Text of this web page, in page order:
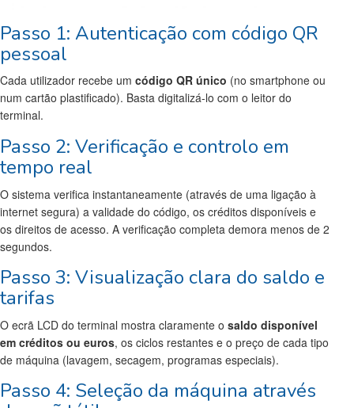
Passo 1: Autenticação com código QR
pessoal
Cada utilizador recebe um código QR único (no smartphone ou
num cartão plastificado). Basta digitalizá-lo com o leitor do
terminal.
Passo 2: Verificação e controlo em
tempo real
O sistema verifica instantaneamente (através de uma ligação à
internet segura) a validade do código, os créditos disponíveis e
os direitos de acesso. A verificação completa demora menos de 2
segundos.
Passo 3: Visualização clara do saldo e
tarifas
O ecrã LCD do terminal mostra claramente o saldo disponível
em créditos ou euros, os ciclos restantes e o preço de cada tipo
de máquina (lavagem, secagem, programas especiais).
Passo 4: Seleção da máquina através